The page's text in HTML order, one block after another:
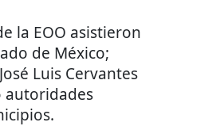
la EOO asistieron
de México;
Luis Cervantes
autoridades